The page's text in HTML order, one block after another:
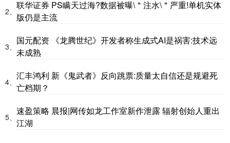
2、
联华证券 PS瞒天过海?数据被曝\＂注水\＂严重!单机实体
版仍是主流
3、
国元配资 《龙腾世纪》开发者称生成式AI是祸害:技术远
未成熟
4、
汇丰鸿利 新《鬼武者》反向跳票:质量太自信还是规避死
亡档期？
5、
速盈策略 晨报|网传如龙工作室新作泄露 辐射创始人重出
江湖